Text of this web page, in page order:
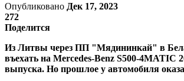
Опубликовано Дек 17, 2023
272
Поделится
Из Литвы через ПП "Мядининкай" в
въехать на Mercedes-Benz S500-4MATIC
выпуска. Но прошлое у автомобиля